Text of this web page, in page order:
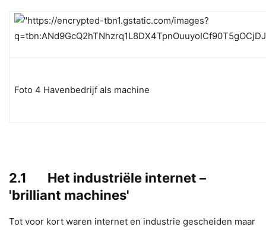
Foto 4 Havenbedrijf als machine
2.1 Het industriële internet –
'brilliant machines'
Tot voor kort waren internet en industrie gescheiden maar